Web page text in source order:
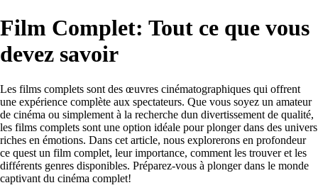
Film Complet: Tout ce que vous
devez savoir
Les films complets sont des œuvres cinématographiques qui offrent
une expérience complète aux spectateurs. Que vous soyez un amateur
de cinéma ou simplement à la recherche dun divertissement de qualité,
les films complets sont une option idéale pour plonger dans des univers
riches en émotions. Dans cet article, nous explorerons en profondeur
ce quest un film complet, leur importance, comment les trouver et les
différents genres disponibles. Préparez-vous à plonger dans le monde
captivant du cinéma complet!